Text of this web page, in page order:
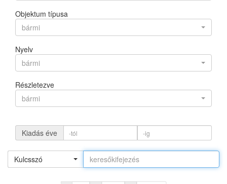
Objektum típusa
bármi
Nyelv
bármi
Részletezve
bármi
Kiadás éve
Kulcsszó